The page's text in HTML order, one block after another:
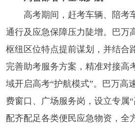
高考期间，赶考车辆、陪考
通行及应急保障压力陡增。巴万
枢纽区位特点提前谋划，并结合
完善助考服务方案，精准对接高
域开启高考“护航模式”。巴万高
费窗口、广场服务岗，设立专属“
配齐配足各类便民应急物资，全